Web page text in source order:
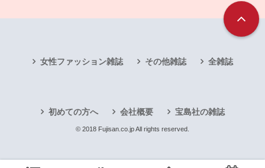
女性ファッション雑誌 その他雑誌 全雑誌
初めての方へ 会社概要 宝島社の雑誌
© 2018 Fujisan.co.jp All rights reserved.